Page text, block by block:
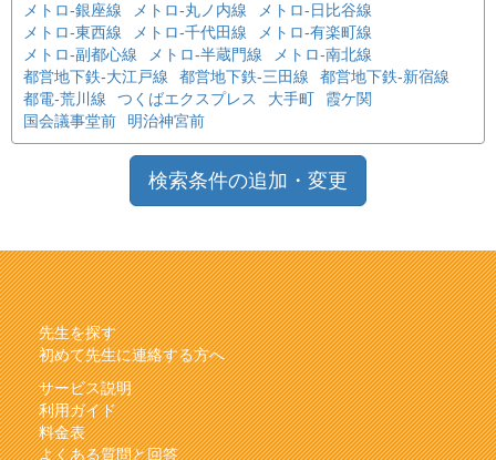
メトロ-銀座線
メトロ-丸ノ内線
メトロ-日比谷線
メトロ-東西線
メトロ-千代田線
メトロ-有楽町線
メトロ-副都心線
メトロ-半蔵門線
メトロ-南北線
都営地下鉄-大江戸線
都営地下鉄-三田線
都営地下鉄-新宿線
都電-荒川線
つくばエクスプレス 大手町
霞ケ関
国会議事堂前
明治神宮前
検索条件の追加・変更
先生を探す
初めて先生に連絡する方へ
サービス説明
利用ガイド
料金表
よくある質問と回答